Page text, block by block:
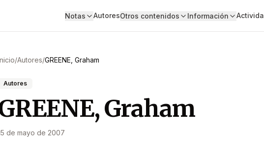
Notas AutoresOtros contenidos Información
/Autores/GREENE, Graham
Autores
Graham
de mayo de 2007